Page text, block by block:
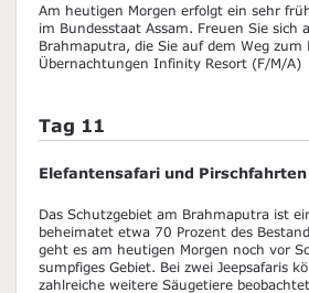
Am heutigen Morgen erfolgt ein sehr
im Bundesstaat Assam. Freuen Sie
Brahmaputra, die Sie auf dem Weg
Übernachtungen Infinity Resort (F/M/A)
Tag 11
Elefantensafari und
Das Schutzgebiet am Brahmaputra ist
beheimatet etwa 70 Prozent des
geht es am heutigen Morgen noch vor
sumpfiges Gebiet. Bei zwei Jeepsafaris
zahlreiche weitere Säugetiere